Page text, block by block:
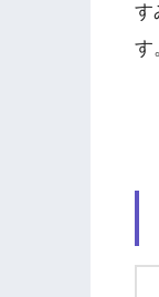
す
す